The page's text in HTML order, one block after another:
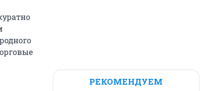
РЕКОМЕНДУЕМ